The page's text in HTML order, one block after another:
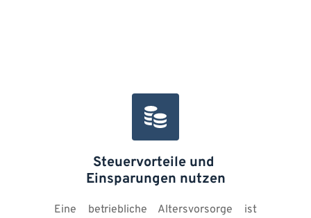
Steuervorteile und
Einsparungen nutzen
Eine betriebliche Altersvorsorge ist